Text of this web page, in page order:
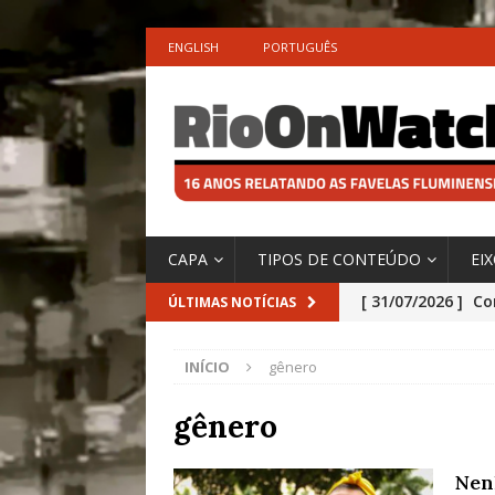
ENGLISH PORTUGUÊS
CAPA TIPOS DE CONTEÚDO
ÚLTIMAS NOTÍCIAS [ 31/07/2026 ]
Especial do
INÍCIO gênero
gênero